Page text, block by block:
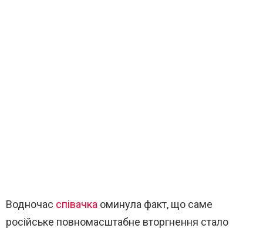
Водночас співачка оминула факт, що саме
російське повномасштабне вторгнення стало